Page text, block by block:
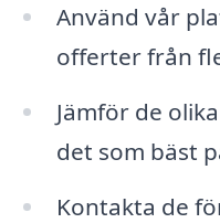
Använd vår
offerter från
Jämför de
det som bäst
Kontakta de